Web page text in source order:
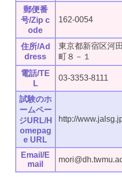
郵便番
号/Zip c
ode
162-0054
住所/Ad
dress
東京都新宿区河田
町８－１
電話/TE
L
03-3353-8111
試験のホ
ームペー
ジURL/H
omepag
e URL
http://
Email/E
mail